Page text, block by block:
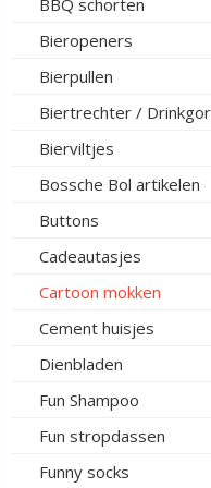
BBQ schorten
Bieropeners
Bierpullen
Biertrechter /
Bierviltjes
Bossche Bol artikelen
Buttons
Cadeautasjes
Cartoon mokken
Cement huisjes
Dienbladen
Fun Shampoo
Fun stropdassen
Funny socks